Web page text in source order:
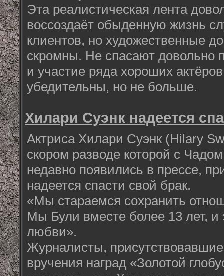
Эта реалистическая лента
воссоздаёт обыденную жизнь
клиентов, но художественные
скромны. Не спасают довольно
и участие ряда хороших
убедительны, но не больше.
Хилари Суэнк надеется
Актриса Хилари Суэнк (Hilary
скором разводе которой с
недавно появились в прессе,
надеется спасти свой брак.
«Мы стараемся сохранить
Мы Були вместе более 13 лет,
любви».
Журналисты,
вручения наград «Золотой